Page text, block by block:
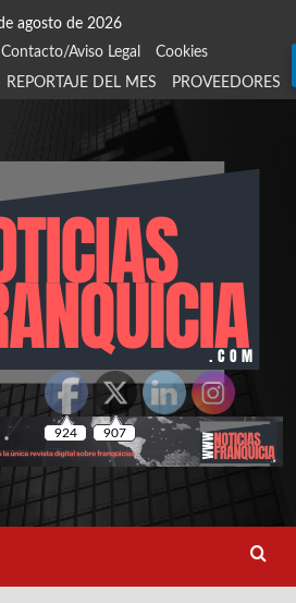
agosto de 2026
Contacto/Aviso Legal
Cookies
REPORTAJE DEL MES PROVEEDORES
924 907